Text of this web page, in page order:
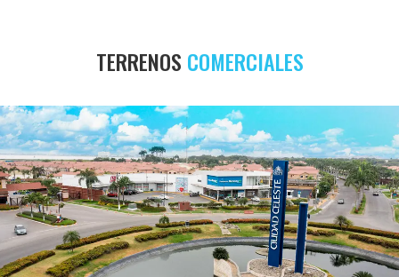
TERRENOS COMERCIALES